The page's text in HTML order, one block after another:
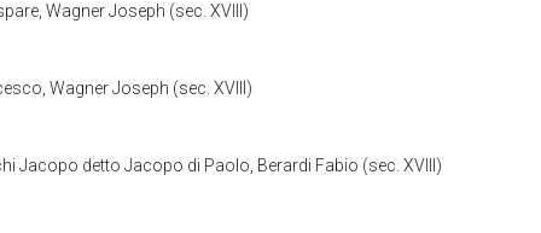
Wagner Joseph (sec. XVIII)
Wagner Joseph (sec. XVIII)
Jacopo detto Jacopo di Paolo, Berardi Fabio (sec. XVIII)